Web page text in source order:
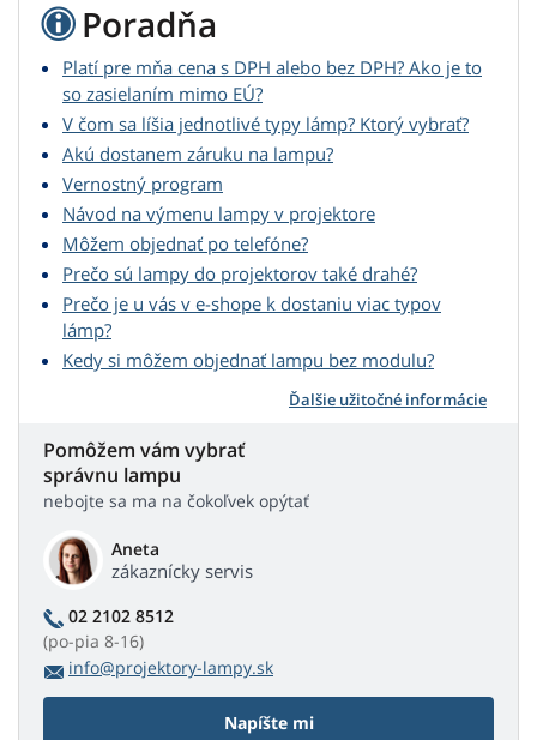
Poradňa
Platí pre mňa cena s DPH alebo bez DPH? Ako je to
so zasielaním mimo EÚ?
V čom sa líšia jednotlivé typy lámp? Ktorý vybrať?
Akú dostanem záruku na lampu?
Vernostný program
Návod na výmenu lampy v projektore
Môžem objednať po telefóne?
Prečo sú lampy do projektorov také drahé?
Prečo je u vás v e-shope k dostaniu viac typov
lámp?
Kedy si môžem objednať lampu bez modulu?
Ďalšie užitočné informácie
Pomôžem vám vybrať
správnu lampu
nebojte sa ma na čokoľvek opýtať
Aneta
zákaznícky servis
02 2102 8512
(po-pia 8-16)
info@projektory-lampy.sk
Napíšte mi